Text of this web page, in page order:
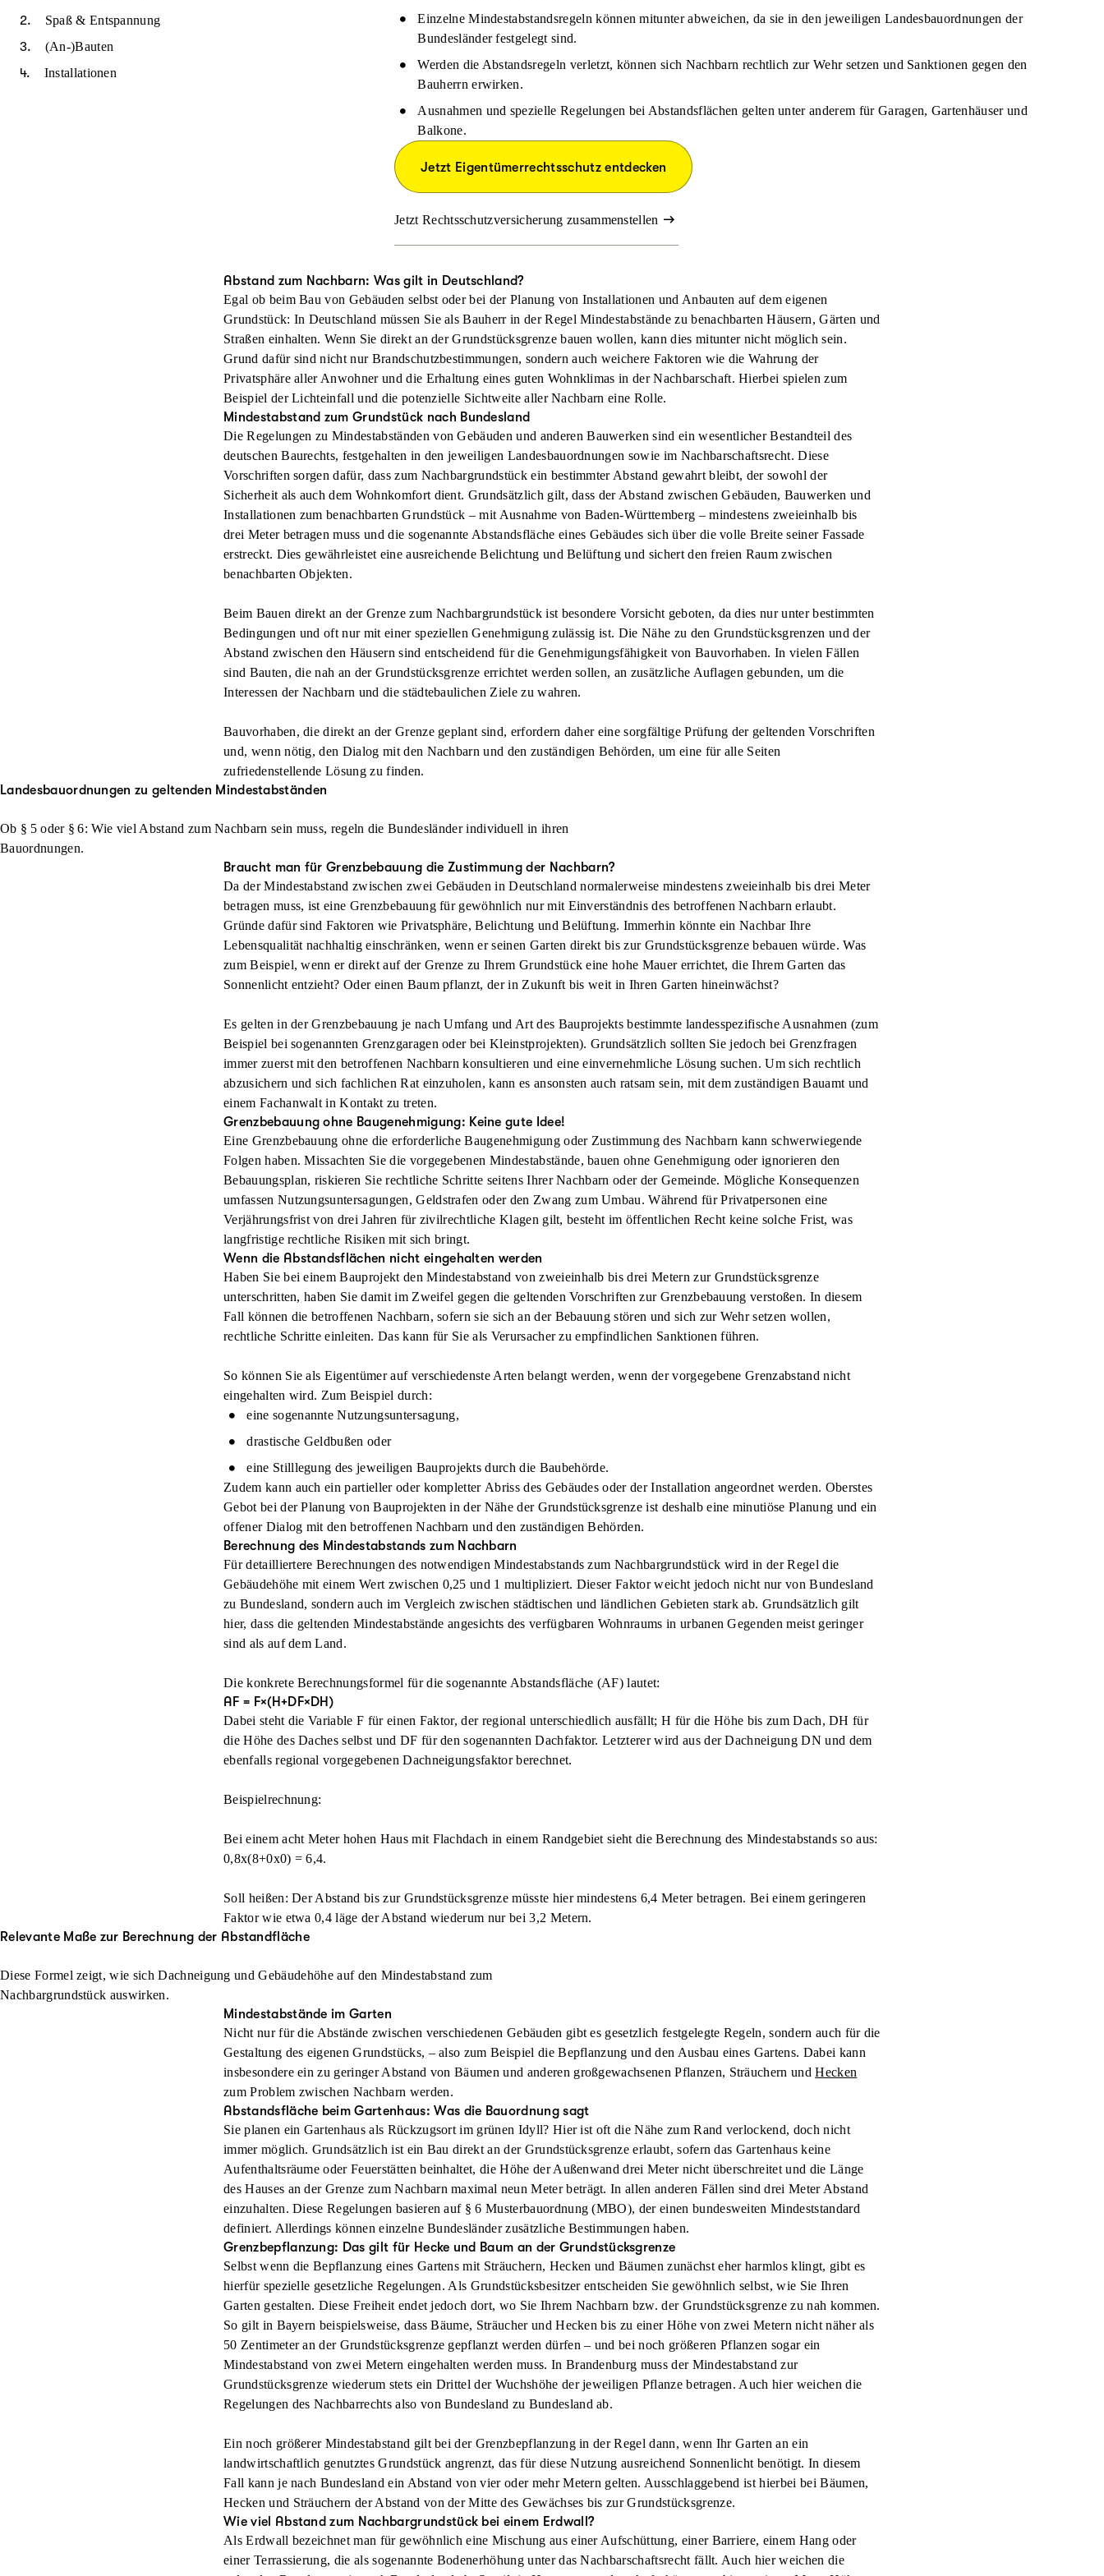
Spaß & Entspannung
(An-)Bauten
Installationen
Einzelne Mindestabstandsregeln können mitunter abweichen, da sie in den jeweiligen Landesbauordnungen der
Bundesländer festgelegt sind.
Werden die Abstandsregeln verletzt, können sich Nachbarn rechtlich zur Wehr setzen und Sanktionen gegen den
Bauherrn erwirken.
Ausnahmen und spezielle Regelungen bei Abstandsflächen gelten unter anderem für Garagen, Gartenhäuser und
Balkone.
Jetzt Eigentümerrechtsschutz entdecken
Jetzt Rechtsschutzversicherung zusammenstellen
Abstand zum Nachbarn: Was gilt in Deutschland?
Egal ob beim Bau von Gebäuden selbst oder bei der Planung von Installationen und Anbauten auf dem eigenen
Grundstück: In Deutschland müssen Sie als Bauherr in der RegelMindestabstände zu benachbarten Häusern, Gärten und
Straßen einhalten. Wenn Sie direkt an der Grundstücksgrenze bauen wollen, kann dies mitunter nicht möglich sein.
Grund dafür sind nicht nur Brandschutzbestimmungen, sondern auch weichere Faktoren wie die Wahrung der
Privatsphärealler Anwohner und die Erhaltung eines guten Wohnklimasin der Nachbarschaft. Hierbei spielen zum
Beispiel der Lichteinfall und die potenzielle Sichtweite aller Nachbarn eine Rolle.
Mindestabstand zum Grundstück nach Bundesland
Die Regelungen zu Mindestabständen von Gebäuden und anderen Bauwerken sind ein wesentlicher Bestandteil des
deutschen Baurechts, festgehalten in den jeweiligen Landesbauordnungen sowie im Nachbarschaftsrecht. Diese
Vorschriften sorgen dafür, dass zum Nachbargrundstück ein bestimmter Abstand gewahrt bleibt, der sowohl der
Sicherheit als auch dem Wohnkomfort dient. Grundsätzlich gilt, dass der Abstand zwischen Gebäuden, Bauwerken und
Installationen zum benachbarten Grundstück – mit Ausnahme von Baden-Württemberg – mindestens zweieinhalb bis
drei Meter betragen muss und die sogenannte Abstandsfläche eines Gebäudes sich über die volle Breite seiner Fassade
erstreckt. Dies gewährleistet eine ausreichende Belichtung und Belüftung und sichert den freien Raum zwischen
benachbarten Objekten.
Beim Bauen direkt an der Grenze zum Nachbargrundstück ist besondere Vorsicht geboten, da dies nur unter bestimmten
Bedingungen und oft nur mit einer speziellen Genehmigung zulässig ist. Die Nähe zu den Grundstücksgrenzen und der
Abstand zwischen den Häusern sind entscheidend für die Genehmigungsfähigkeit von Bauvorhaben. In vielen Fällen
sind Bauten, die nah an der Grundstücksgrenze errichtet werden sollen, an zusätzliche Auflagen gebunden, um die
Interessen der Nachbarn und die städtebaulichen Ziele zu wahren.
Bauvorhaben, die direkt an der Grenze geplant sind, erfordern daher eine sorgfältige Prüfung der geltenden Vorschriften
und, wenn nötig, den Dialog mit den Nachbarn und den zuständigen Behörden, um eine für alle Seiten
zufriedenstellende Lösung zu finden.
Landesbauordnungen zu geltenden Mindestabständen
Ob § 5 oder § 6: Wie viel Abstand zum Nachbarn sein muss, regeln die Bundesländer individuell in ihren
Bauordnungen.
Braucht man für Grenzbebauung die Zustimmung der Nachbarn?
Da der Mindestabstand zwischen zwei Gebäuden in Deutschland normalerweise mindestens zweieinhalb bis drei Meter
betragen muss, ist eine Grenzbebauung für gewöhnlich nur mit Einverständnis des betroffenen Nachbarn erlaubt.
Gründe dafür sind Faktoren wie Privatsphäre, Belichtung und Belüftung. Immerhin könnte ein Nachbar Ihre
Lebensqualität nachhaltig einschränken, wenn er seinen Garten direkt bis zur Grundstücksgrenze bebauen würde. Was
zum Beispiel, wenn er direkt auf der Grenze zu Ihrem Grundstück eine hohe Mauer errichtet, die Ihrem Garten das
Sonnenlicht entzieht? Oder einen Baum pflanzt, der in Zukunft bis weit in Ihren Garten hineinwächst?
Es gelten in der Grenzbebauung je nach Umfang und Art des Bauprojekts bestimmte landesspezifische Ausnahmen (zum
Beispiel bei sogenannten Grenzgaragen oder bei Kleinstprojekten). Grundsätzlich sollten Sie jedoch bei Grenzfragen
immer zuerst mit den betroffenen Nachbarn konsultieren und eineeinvernehmliche Lösung suchen. Um sich rechtlich
abzusichern und sich fachlichen Rat einzuholen, kann es ansonsten auch ratsam sein, mit demzuständigen Bauamt und
einem Fachanwalt in Kontakt zu treten.
Grenzbebauung ohne Baugenehmigung: Keine gute Idee!
Eine Grenzbebauung ohne die erforderliche Baugenehmigung oder Zustimmung des Nachbarn kann schwerwiegende
Folgen haben. Missachten Sie die vorgegebenen Mindestabstände, bauen ohne Genehmigung oder ignorieren den
Bebauungsplan, riskieren Sie rechtliche Schritte seitens Ihrer Nachbarn oder der Gemeinde. Mögliche Konsequenzen
umfassen Nutzungsuntersagungen, Geldstrafen oder den Zwang zum Umbau. Während für Privatpersonen eine
Verjährungsfrist von drei Jahren für zivilrechtliche Klagen gilt, besteht im öffentlichen Recht keine solche Frist, was
langfristige rechtliche Risiken mit sich bringt.
Wenn die Abstandsflächen nicht eingehalten werden
Haben Sie bei einem Bauprojekt den Mindestabstand von zweieinhalb bis drei Metern zur Grundstücksgrenze
unterschritten, haben Sie damit im Zweifel gegen die geltenden Vorschriften zur Grenzbebauung verstoßen. In diesem
Fall können die betroffenen Nachbarn, sofern sie sich an der Bebauung stören und sich zur Wehr setzen wollen,
rechtliche Schritte einleiten. Das kann für Sie als Verursacher zu empfindlichen Sanktionen führen.
So können Sie als Eigentümer auf verschiedenste Arten belangt werden, wenn der vorgegebene Grenzabstand nicht
eingehalten wird. Zum Beispiel durch:
eine sogenannteNutzungsuntersagung,
drastische Geldbußenoder
eine Stilllegung des jeweiligen Bauprojekts durch die Baubehörde.
Zudem kann auch ein partieller oder kompletter Abriss des Gebäudes oder der Installation angeordnet werden. Oberstes
Gebot bei der Planung von Bauprojekten in der Nähe der Grundstücksgrenze ist deshalb eine minutiöse Planung und ein
offener Dialog mit den betroffenen Nachbarn und den zuständigen Behörden.
Berechnung des Mindestabstands zum Nachbarn
Für detailliertere Berechnungen des notwendigen Mindestabstands zum Nachbargrundstück wird in der Regel die
Gebäudehöhe mit einem Wert zwischen 0,25 und 1 multipliziert. Dieser Faktor weicht jedoch nicht nur von Bundesland
zu Bundesland, sondern auch im Vergleich zwischen städtischen und ländlichen Gebieten stark ab. Grundsätzlich gilt
hier, dass die geltenden Mindestabstände angesichts des verfügbaren Wohnraums in urbanen Gegenden meist geringer
sind als auf dem Land.
Die konkrete Berechnungsformel für die sogenannte Abstandsfläche (AF) lautet:
AF = F×(H+DF×DH)
Dabei steht die Variable F für einen Faktor, der regional unterschiedlich ausfällt; H für die Höhe bis zum Dach, DH für
die Höhe des Daches selbst und DF für den sogenannten Dachfaktor. Letzterer wird aus der Dachneigung DN und dem
ebenfalls regional vorgegebenen Dachneigungsfaktor berechnet.
Beispielrechnung:
Bei einem acht Meter hohen Haus mit Flachdach in einem Randgebiet sieht die Berechnung des Mindestabstands so aus:
0,8x(8+0x0) = 6,4.
Soll heißen: Der Abstand bis zur Grundstücksgrenze müsste hier mindestens 6,4 Meter betragen. Bei einem geringeren
Faktor wie etwa 0,4 läge der Abstand wiederum nur bei 3,2 Metern.
Relevante Maße zur Berechnung der Abstandfläche
Diese Formel zeigt, wie sich Dachneigung und Gebäudehöhe auf den Mindestabstand zum
Nachbargrundstück auswirken.
Mindestabstände im Garten
Nicht nur für die Abstände zwischen verschiedenen Gebäuden gibt es gesetzlich festgelegte Regeln, sondern auch für die
Gestaltung des eigenen Grundstücks, – also zum Beispiel die Bepflanzung und den Ausbau eines Gartens. Dabei kann
insbesondere ein zu geringer Abstand von Bäumen und anderen großgewachsenen Pflanzen, Sträuchern undHecken
zum Problem zwischen Nachbarn werden.
Abstandsfläche beim Gartenhaus: Was die Bauordnung sagt
Sie planen ein Gartenhaus als Rückzugsort im grünen Idyll? Hier ist oft die Nähe zum Rand verlockend, doch nicht
immer möglich. Grundsätzlich ist ein Bau direkt an der Grundstücksgrenze erlaubt, sofern das Gartenhaus keine
Aufenthaltsräume oder Feuerstätten beinhaltet, die Höhe der Außenwand drei Meter nicht überschreitet und die Länge
des Hauses an der Grenze zum Nachbarn maximal neun Meter beträgt. In allen anderen Fällen sind drei Meter Abstand
einzuhalten. Diese Regelungen basieren auf § 6 Musterbauordnung (MBO), der einen bundesweiten Mindeststandard
definiert. Allerdings können einzelne Bundesländer zusätzliche Bestimmungen haben.
Grenzbepflanzung: Das gilt für Hecke und Baum an der Grundstücksgrenze
Selbst wenn die Bepflanzung eines Gartens mit Sträuchern, Hecken und Bäumen zunächst eher harmlos klingt, gibt es
hierfür spezielle gesetzliche Regelungen. Als Grundstücksbesitzer entscheiden Sie gewöhnlich selbst, wie Sie Ihren
Garten gestalten. Diese Freiheit endet jedoch dort, wo Sie Ihrem Nachbarn bzw. der Grundstücksgrenze zu nah kommen.
So gilt in Bayern beispielsweise, dass Bäume, Sträucher und Hecken bis zu einer Höhe von zwei Metern nicht näher als
50 Zentimeteran der Grundstücksgrenze gepflanzt werden dürfen – und bei noch größeren Pflanzen sogar ein
Mindestabstand von zwei Metern eingehalten werden muss. In Brandenburg muss der Mindestabstand zur
Grundstücksgrenze wiederum stets ein Drittel der Wuchshöhe der jeweiligen Pflanze betragen. Auch hier weichen die
Regelungen des Nachbarrechts also von Bundesland zu Bundesland ab.
Ein noch größerer Mindestabstand gilt bei der Grenzbepflanzung in der Regel dann, wenn Ihr Garten an ein
landwirtschaftlich genutztes Grundstück angrenzt, das für diese Nutzung ausreichend Sonnenlicht benötigt. In diesem
Fall kann je nach Bundesland ein Abstand von vier oder mehr Metern gelten. Ausschlaggebend ist hierbei bei Bäumen,
Hecken und Sträuchern der Abstand von der Mitte des Gewächses bis zur Grundstücksgrenze.
Wie viel Abstand zum Nachbargrundstück bei einem Erdwall?
Als Erdwall bezeichnet man für gewöhnlich eine Mischung aus einer Aufschüttung, einer Barriere, einem Hang oder
einer Terrassierung, die als sogenannte Bodenerhöhung unter das Nachbarschaftsrecht fällt. Auch hier weichen die